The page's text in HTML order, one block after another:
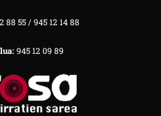
88 55 / 945 12 14 88
945 12 09 89